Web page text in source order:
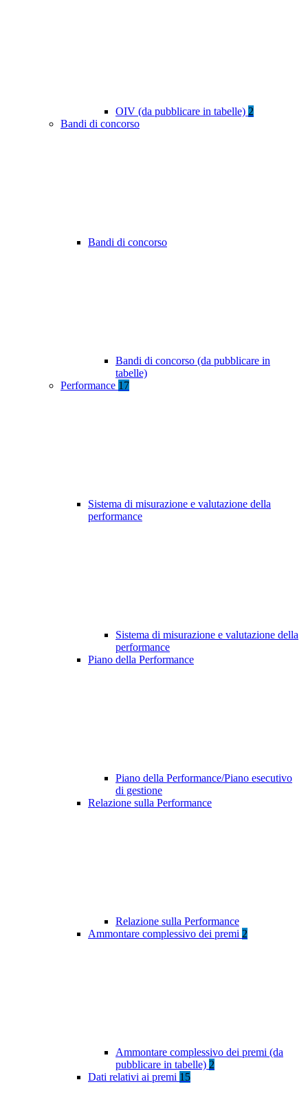
OIV (da pubblicare in tabelle) 2
Bandi di concorso
Bandi di concorso
Bandi di concorso (da pubblicare in
tabelle)
Performance 17
Sistema di misurazione e valutazione della
performance
Sistema di misurazione e valutazione della
performance
Piano della Performance
Piano della Performance/Piano esecutivo
di gestione
Relazione sulla Performance
Relazione sulla Performance
Ammontare complessivo dei premi 2
Ammontare complessivo dei premi (da
pubblicare in tabelle) 2
Dati relativi ai premi 15